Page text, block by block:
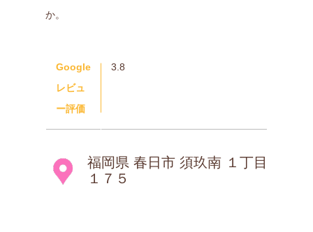
か。
Google
レビュ
ー評価
3.8
福岡県 春日市 須玖南 １丁目
１７５